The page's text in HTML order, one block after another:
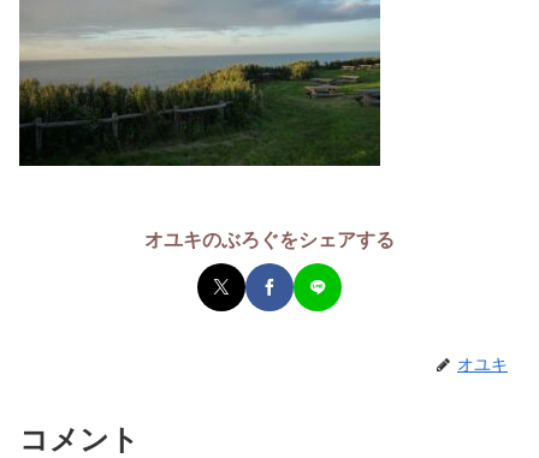
オユキのぶろぐをシェアする
オユキ
コメント